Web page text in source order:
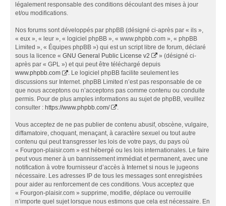
légalement responsable des conditions découlant des mises à jour
et/ou modifications.
Nos forums sont développés par phpBB (désigné ci-après par « ils »,
« eux », « leur », « logiciel phpBB », « www.phpbb.com », « phpBB
Limited », « Équipes phpBB ») qui est un script libre de forum, déclaré
sous la licence « GNU General Public License v2
» (désigné ci-
après par « GPL ») et qui peut être téléchargé depuis
www.phpbb.com
. Le logiciel phpBB facilite seulement les
discussions sur Internet. phpBB Limited n’est pas responsable de ce
que nous acceptons ou n’acceptons pas comme contenu ou conduite
permis. Pour de plus amples informations au sujet de phpBB, veuillez
consulter : https://www.phpbb.com/
Vous acceptez de ne pas publier de contenu abusif, obscène, vulgaire,
diffamatoire, choquant, menaçant, à caractère sexuel ou tout autre
contenu qui peut transgresser les lois de votre pays, du pays où
« Fourgon-plaisir.com » est hébergé ou les lois internationales. Le faire
peut vous mener à un bannissement immédiat et permanent, avec une
notification à votre fournisseur d’accès à Internet si nous le jugeons
nécessaire. Les adresses IP de tous les messages sont enregistrées
pour aider au renforcement de ces conditions. Vous acceptez que
« Fourgon-plaisir.com » supprime, modifie, déplace ou verrouille
n’importe quel sujet lorsque nous estimons que cela est nécessaire. En